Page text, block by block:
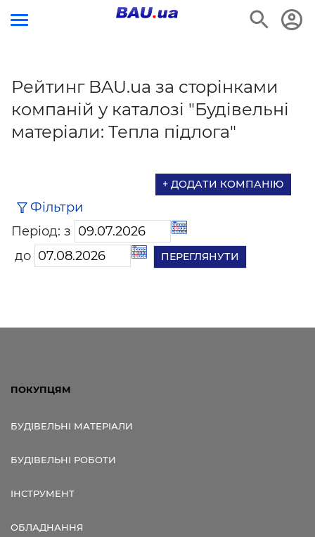
Рейтинг BAU.ua за сторінками
компаній у каталозі "Будівельні
матеріали: Тепла підлога"
+ ДОДАТИ КОМПАНІЮ
Фільтри
Період: з
до
ПОКУПЦЯМ
БУДІВЕЛЬНІ МАТЕРІАЛИ
БУДІВЕЛЬНІ РОБОТИ
ІНСТРУМЕНТ
ОБЛАДНАННЯ